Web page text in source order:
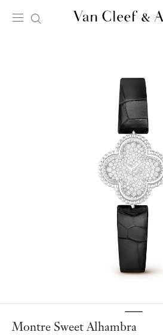
Cleef
Arpels
Montre Sweet Alhambra